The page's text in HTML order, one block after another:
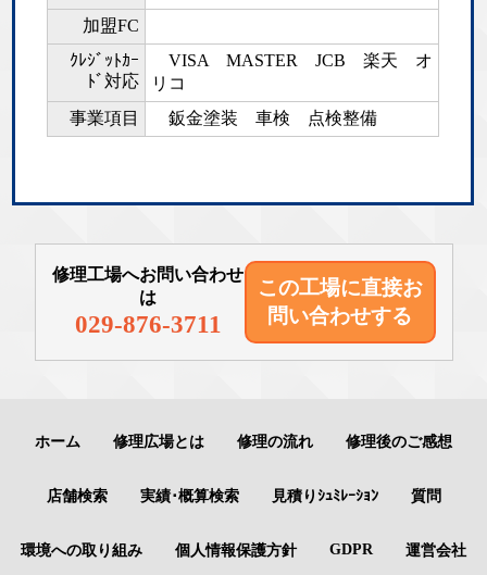
加盟FC
ｸﾚｼﾞｯﾄｶｰ
ﾄﾞ対応
VISA MASTER JCB 楽天 オ
リコ
事業項目
鈑金塗装 車検 点検整備
修理工場へお問い合わせ
は
029-876-3711
この工場に直接お
問い合わせする
ホーム 修理広場とは 修理の流れ 修理後のご感想
店舗検索 実績･概算検索 見積りｼｭﾐﾚｰｼｮﾝ 質問
環境への取り組み 個人情報保護方針 GDPR 運営会社